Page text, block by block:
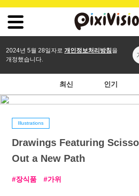
2024년 5월 28일자로 개인정보처리방침 을
개정했습니다.
최신 인기
Illustrations
Drawings Featuring
Out a New Path
장식품 가위